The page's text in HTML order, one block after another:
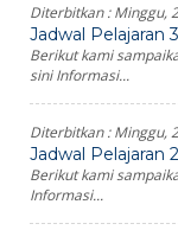
Diterbitkan :Minggu,
Jadwal Pelajaran
Berikut kami
sini Informasi...
Diterbitkan :Minggu,
Jadwal Pelajaran
Berikut kami
Informasi...